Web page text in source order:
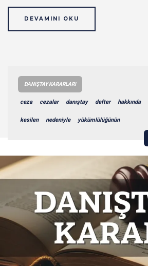
DEVAMINI OKU
DANIŞTAY KARARLARI
ceza cezalar danıştay defter hakkında
kesilen nedeniyle yükümlülüğünün